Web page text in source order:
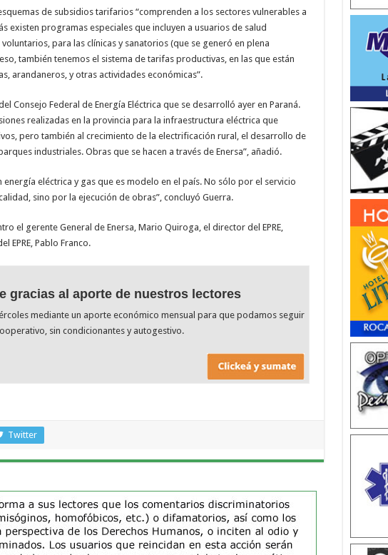
de subsidios tarifarios “comprenden a los sectores vulnerables a
existen programas especiales que incluyen a usuarios de salud
para las clínicas y sanatorios (que se generó en plena
también tenemos el sistema de tarifas productivas, en las que están
arandaneros, y otras actividades económicas”.
Consejo Federal de Energía Eléctrica que se desarrolló ayer en Paraná.
realizadas en la provincia para la infraestructura eléctrica que
pero también al crecimiento de la electrificación rural, el desarrollo de
industriales. Obras que se hacen a través de Enersa”, añadió.
energía eléctrica y gas que es modelo en el país. No sólo por el servicio
sino por la ejecución de obras”, concluyó Guerra.
el gerente General de Enersa, Mario Quiroga, el director del EPRE,
EPRE, Pablo Franco.
gracias al aporte de nuestros lectores
mediante un aporte económico mensual para que podamos seguir
sin condicionantes y autogestivo.
Twitter